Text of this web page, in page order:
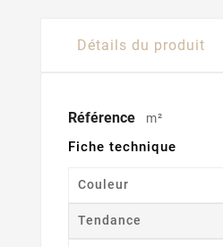
Détails du produit
Référence m²
Fiche technique
Couleur
Tendance